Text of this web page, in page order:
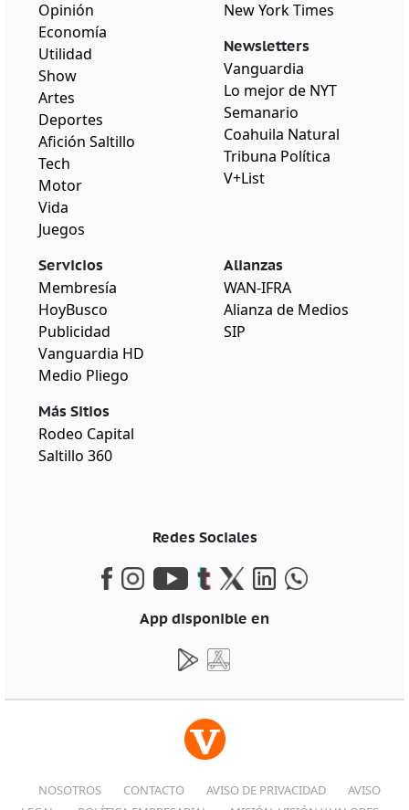
Opinión
Economía
Utilidad
Show
Artes
Deportes
Afición Saltillo
Tech
Motor
Vida
Juegos
New York Times
Newsletters
Vanguardia
Lo mejor de NYT
Semanario
Coahuila Natural
Tribuna Política
V+List
Servicios
Membresía
HoyBusco
Publicidad
Vanguardia HD
Medio Pliego
Más Sitios
Rodeo Capital
Saltillo 360
Alianzas
WAN-IFRA
Alianza de Medios
SIP
Redes Sociales
App disponible en
NOSOTROS CONTACTO AVISO DE PRIVACIDAD
AVISO